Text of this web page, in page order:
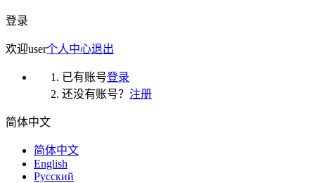
登录
欢迎user个人中心退出
已有账号登录
还没有账号？ 注册
简体中文
简体中文
English
Русский